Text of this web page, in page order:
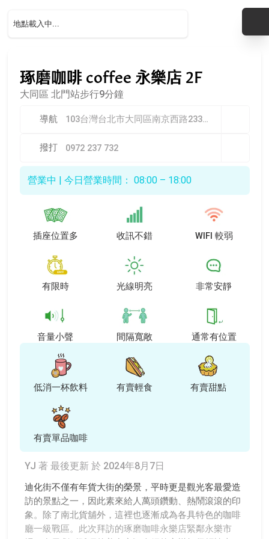
琢磨咖啡 coffee 永樂店 2F
大同區 北門站步行9分鐘
導航 103台灣台北市大同區南京西路233巷18號2樓
撥打 0972 237 732
營業中 | 今日營業時間： 08:00 – 18:00
插座位置多 收訊不錯 WIFI 較弱
有限時 光線明亮 非常安靜
音量小聲 間隔寬敞 通常有位置
低消一杯飲料 有賣輕食 有賣甜點
有賣單品咖啡
YJ 著 最後更新 於 2024年8月7日
迪化街不僅有年貨大街的榮景，平時更是觀光客最愛造
訪的景點之一，因此素來給人萬頭鑽動、熱鬧滾滾的印
象。除了南北貨舖外，這裡也逐漸成為各具特色的咖啡
廳一級戰區。此次拜訪的琢磨咖啡永樂店緊鄰永樂市